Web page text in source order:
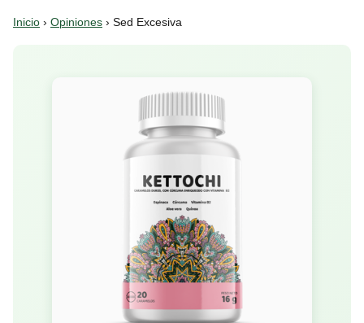
Inicio › Opiniones › Sed Excesiva